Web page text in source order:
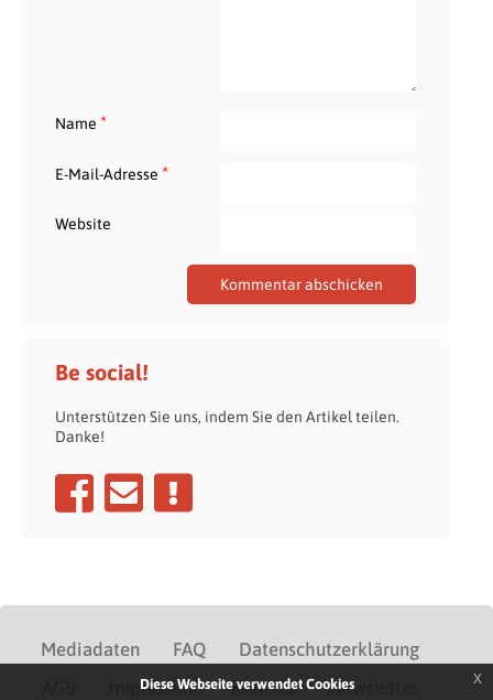
Name *
E-Mail-Adresse *
Website
Be social!
Unterstützen Sie uns, indem Sie den Artikel teilen.
Danke!
Mediadaten FAQ
Datenschutzerklärung
Impressum Kontakt Newsletter
Diese Webseite verwendet Cookies
x